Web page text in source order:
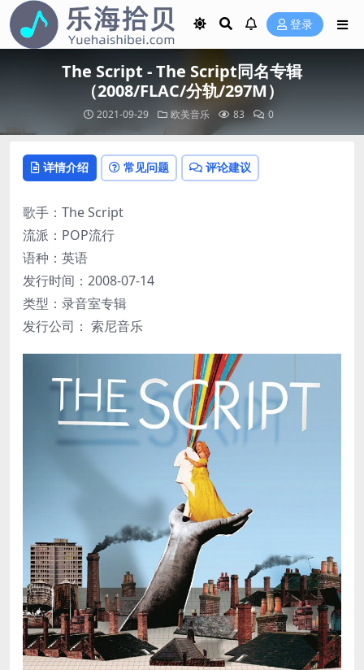
登录
The Script - The Script同名专辑
（2008/FLAC/分轨/297M）
2021-09-29 欧美音乐 83 0
详情介绍 常见问题 评论建议
歌手：The Script
流派：POP流行
语种：英语
发行时间：2008-07-14
类型：录音室专辑
发行公司： 索尼音乐